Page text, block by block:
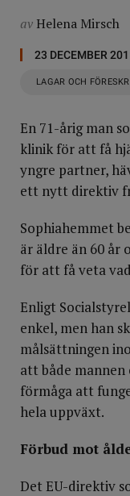
av Helena Mirsch
23 DECEMBER
LAGAR OCH
En 71-årig man
klinik för att få
yngre partner,
ett nytt direktiv
Sophiahemmet
är äldre än 60 år
för att få veta
Enligt
enkel, men han
målsättningen
att både
förmåga att
hela uppväxt.
Förbud mot
Det EU-direktiv